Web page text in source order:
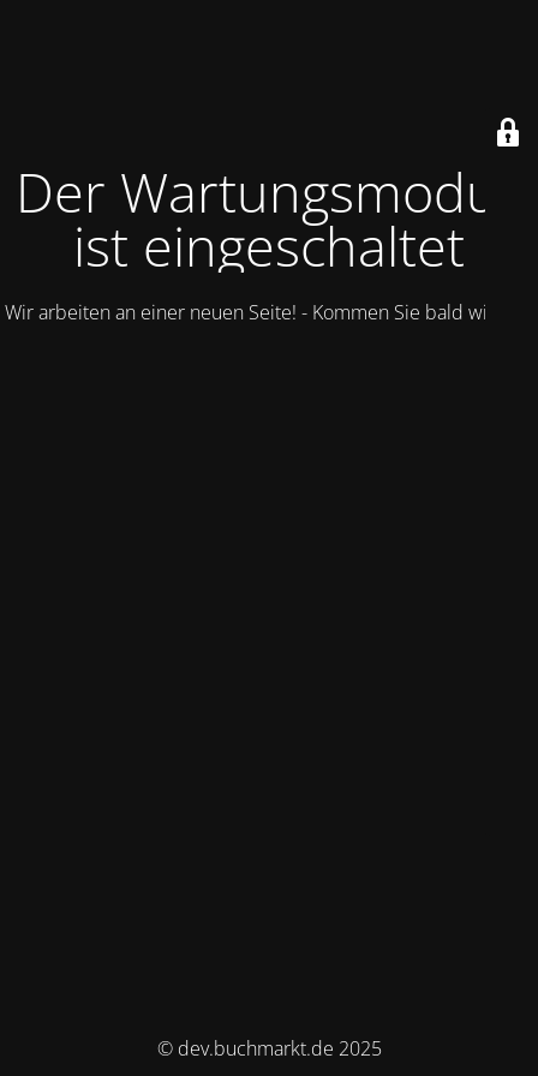
Der Wartungsmodus
ist eingeschaltet
Wir arbeiten an einer neuen Seite! - Kommen Sie bald wieder.
© dev.buchmarkt.de 2025